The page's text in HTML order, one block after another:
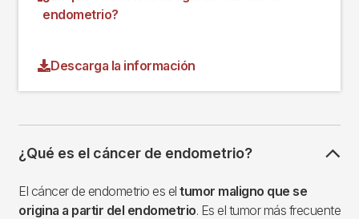
endometrio?
Descarga la información
¿Qué es el cáncer de endometrio?
El cáncer de endometrio es el tumor maligno que se
origina a partir del endometrio. Es el tumor más frecuente